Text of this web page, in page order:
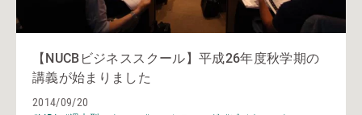
【NUCBビジネススクール】平成26年度秋学期の
講義が始まりました
2014/09/20